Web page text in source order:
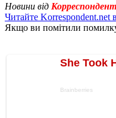
Новини від
Читайте Korrespondent.net
Якщо ви помітили